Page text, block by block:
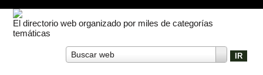
El directorio web organizado por miles de categorías
temáticas
Buscar web